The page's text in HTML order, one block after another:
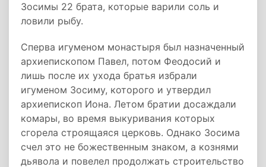
Зосимы 22 брата, которые варили соль и
ловили рыбу.
Сперва игуменом монастыря был назначенный
архиепископом Павел, потом Феодосий и
лишь после их ухода братья избрали
игуменом Зосиму, которого и утвердил
архиепископ Иона. Летом братии досаждали
комары, во время выкуривания которых
сгорела строящаяся церковь. Однако Зосима
счел это не божественным знаком, а кознями
дьявола и повелел продолжать строительство